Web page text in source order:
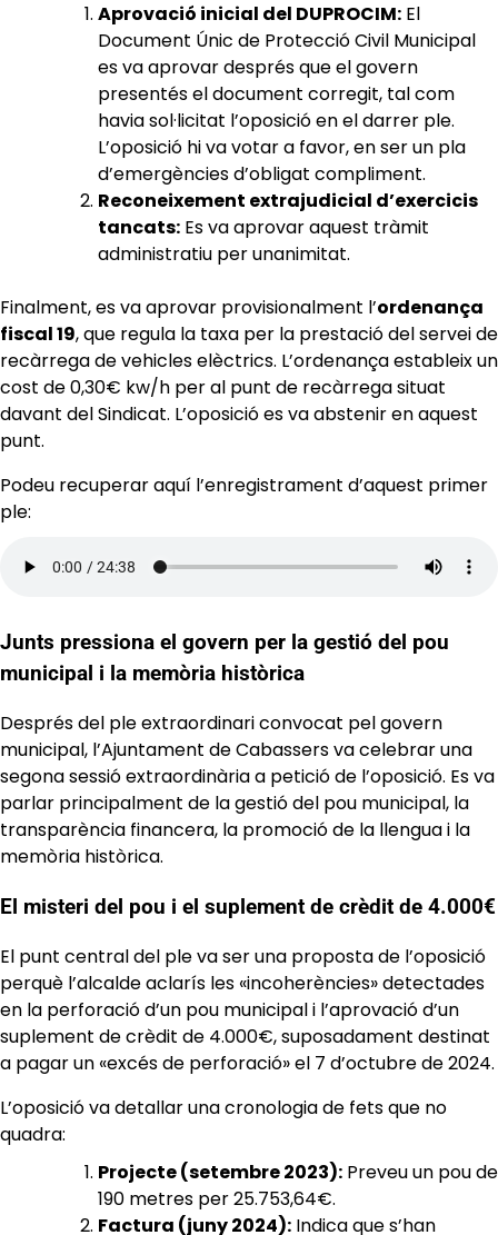
Aprovació inicial del DUPROCIM: El
Document Únic de Protecció Civil Municipal
es va aprovar després que el govern
presentés el document corregit, tal com
havia sol·licitat l’oposició en el darrer ple.
L’oposició hi va votar a favor, en ser un pla
d’emergències d’obligat compliment.
Reconeixement extrajudicial d’exercicis
tancats: Es va aprovar aquest tràmit
administratiu per unanimitat.
Finalment, es va aprovar provisionalment l’ordenança
fiscal 19, que regula la taxa per la prestació del servei de
recàrrega de vehicles elèctrics. L’ordenança estableix un
cost de 0,30€ kw/h per al punt de recàrrega situat
davant del Sindicat. L’oposició es va abstenir en aquest
punt.
Podeu recuperar aquí l’enregistrament d’aquest primer
ple:
Junts pressiona el govern per la gestió del pou
municipal i la memòria històrica
Després del ple extraordinari convocat pel govern
municipal, l’Ajuntament de Cabassers va celebrar una
segona sessió extraordinària a petició de l’oposició. Es va
parlar principalment de la gestió del pou municipal, la
transparència financera, la promoció de la llengua i la
memòria històrica.
El misteri del pou i el suplement de crèdit de 4.000€
El punt central del ple va ser una proposta de l’oposició
perquè l’alcalde aclarís les «incoherències» detectades
en la perforació d’un pou municipal i l’aprovació d’un
suplement de crèdit de 4.000€, suposadament destinat
a pagar un «excés de perforació» el 7 d’octubre de 2024.
L’oposició va detallar una cronologia de fets que no
quadra:
Projecte (setembre 2023): Preveu un pou de
190 metres per 25.753,64€.
Factura (juny 2024): Indica que s’han